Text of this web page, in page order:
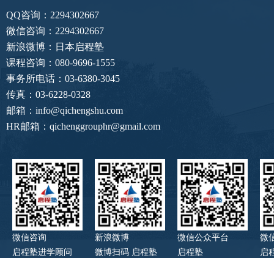
QQ咨询：2294302667
微信咨询：2294302667
新浪微博：日本启程塾
课程咨询：080-9696-1555
事务所电话：03-6380-3045
传真：03-6228-0328
邮箱：info@qichengshu.com
HR邮箱：qichenggrouphr@gmail.com
微信咨询
启程塾进学顾问
新浪微博
微博扫码 启程塾
微信公众平台
启程塾
微
启